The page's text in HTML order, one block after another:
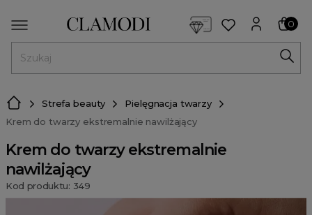
0
Strefa beauty
Pielęgnacja twarzy
Krem do twarzy ekstremalnie nawilżający
Krem do twarzy ekstremalnie
nawilżający
Kod produktu: 349